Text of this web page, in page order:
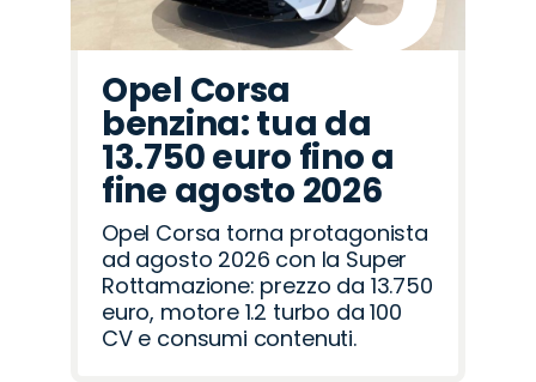
Opel Corsa
benzina: tua da
13.750 euro fino a
fine agosto 2026
Opel Corsa torna protagonista
ad agosto 2026 con la Super
Rottamazione: prezzo da 13.750
euro, motore 1.2 turbo da 100
CV e consumi contenuti.